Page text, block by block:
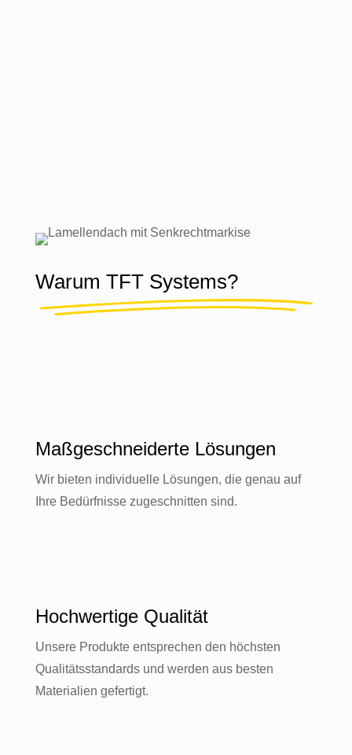
Warum TFT Systems?
Maßgeschneiderte Lösungen
Wir bieten individuelle Lösungen, die genau auf
Ihre Bedürfnisse zugeschnitten sind.
Hochwertige Qualität
Unsere Produkte entsprechen den höchsten
Qualitätsstandards und werden aus besten
Materialien gefertigt.